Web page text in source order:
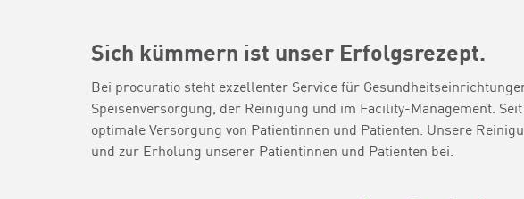
Sich kümmern ist unser Erfolgsrezept.
Bei procuratio steht exzellenter Service für
Speisenversorgung, der Reinigung und im Facility-Management.
optimale Versorgung von Patientinnen und Patienten. Unsere
und zur Erholung unserer Patientinnen und Patienten bei.